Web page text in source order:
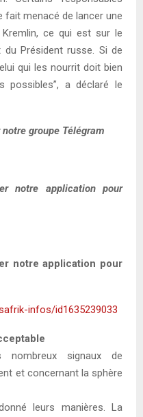
fait menacé de lancer une
Kremlin, ce qui est sur le
du Président russe. Si de
qui les nourrit doit bien
possibles”, a déclaré le
groupe Télégram
notre application pour
notre application pour
infos/id1635239033
signaux de
et concernant la sphère
leurs manières. La